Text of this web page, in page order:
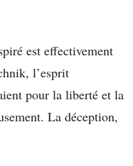
est effectivement
l’esprit
pour la liberté et la
La déception,